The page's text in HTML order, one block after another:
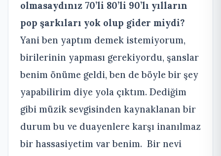
olmasaydınız 70’li 80’li 90’lı yılların
pop şarkıları yok olup gider miydi?
Yani ben yaptım demek istemiyorum,
birilerinin yapması gerekiyordu, şanslar
benim önüme geldi, ben de böyle bir şey
yapabilirim diye yola çıktım. Dediğim
gibi müzik sevgisinden kaynaklanan bir
durum bu ve duayenlere karşı inanılmaz
bir hassasiyetim var benim. Bir nevi